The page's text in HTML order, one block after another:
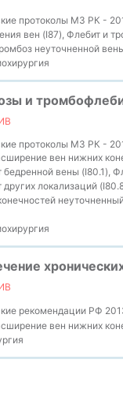
протоколы МЗ РК -
вен (I87), Флебит и
неуточненной
и
протоколы МЗ РК -
вен нижних
вены (I80.1),
локализаций
рекомендации РФ
вен нижних